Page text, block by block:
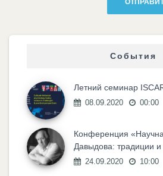
События
Летний семинар
08.09.2020 00:00
Конференция
Давыдова: традиции
24.09.2020 10:00